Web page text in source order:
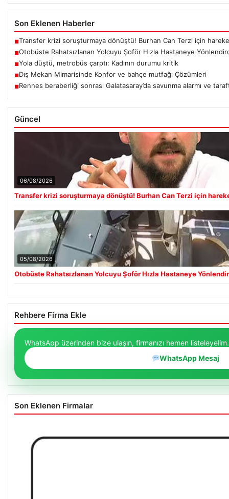
Son Eklenen Haberler
■Transfer krizi soruşturmaya dönüştü! Burhan Can Terzi için
■Otobüste Rahatsızlanan Yolcuyu Şoför Hızla Hastaneye
■Yola düştü, metrobüs çarptı: Kadının durumu kritik
■Dış Mekan Mimarisinde Konfor ve bahçe mutfağı Çözümleri
■Rennes beraberliği sonrası Galatasaray’da savunma alarmı ve
Güncel
06/08/2026
Transfer krizi soruşturmaya dönüştü! Burhan Can Terzi için
05/08/2026
Otobüste Rahatsızlanan Yolcuyu Şoför Hızla Hastaneye
Rehbere Firma Ekle
WhatsApp üzerinden bize ulaşın, firmanızı hemen listeleyelim.
WhatsApp Mesaj
Son Eklenen Firmalar